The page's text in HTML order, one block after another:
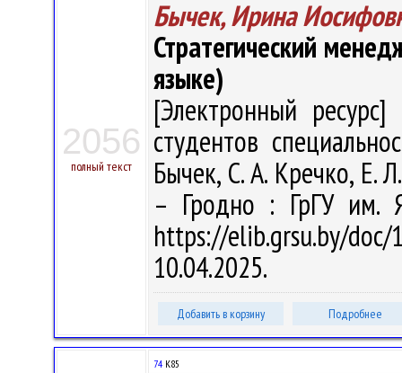
2056
полный текст
Бычек, Ирина
Стратегический
языке)
[Электронный
студентов
Бычек, С. А. Кречко, Е.
– Гродно : ГрГУ им.
https://elib.grsu.by/
10.04.2025.
Добавить в корзину Подробнее
74 К85